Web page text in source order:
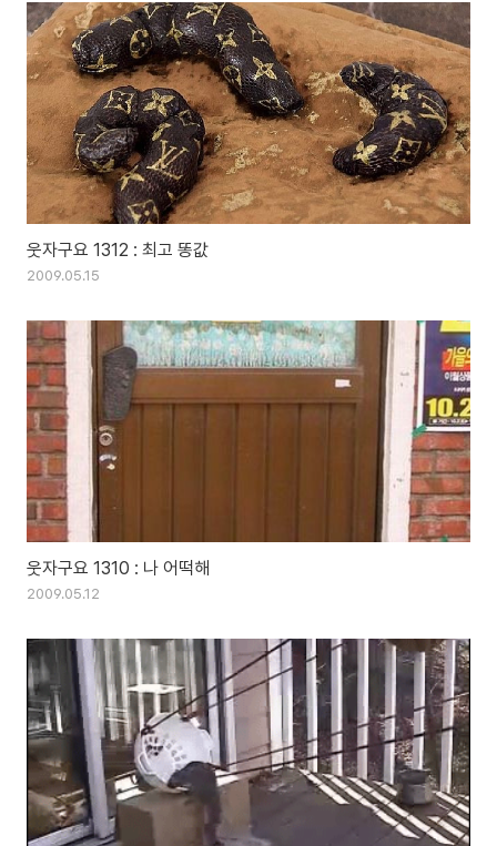
웃자구요 1312 : 최고 똥값
2009.05.15
웃자구요 1310 : 나 어떡해
2009.05.12